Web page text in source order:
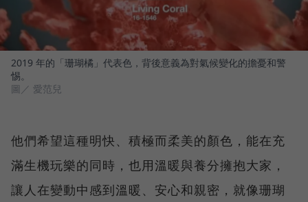
2019 年的「珊瑚橘」代表色，背後意義為對氣候變化的擔憂和警
惕。
圖／ 愛范兒
他們希望這種明快、積極而柔美的顏色，能在充
滿生機玩樂的同時，也用溫暖與養分擁抱大家，
讓人在變動中感到溫暖、安心和親密，就像珊瑚